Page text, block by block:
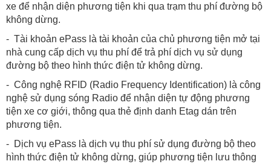
xe để nhận diện phương tiện khi qua trạm thu phí đường bộ
không dừng.
- Tài khoản ePass là tài khoản của chủ phương tiện mở tại
nhà cung cấp dịch vụ thu phí để trả phí dịch vụ sử dụng
đường bộ theo hình thức điện tử không dừng.
- Công nghệ RFID (Radio Frequency Identification) là công
nghệ sử dụng sóng Radio để nhận diện tự động phương
tiện xe cơ giới, thông qua thẻ định danh Etag dán trên
phương tiện.
- Dịch vụ ePass là dịch vụ thu phí sử dụng đường bộ theo
hình thức điện tử không dừng, giúp phương tiện lưu thông